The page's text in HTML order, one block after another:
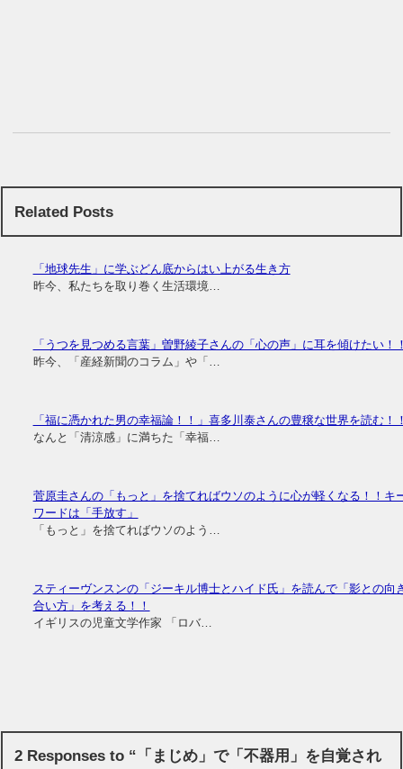
Related Posts
「地球先生」に学ぶどん底からはい上がる生き方
昨今、私たちを取り巻く生活環境…
「うつを見つめる言葉」曽野綾子さんの「心の声」に耳を傾けたい！
昨今、「産経新聞のコラム」や「…
「福に憑かれた男の幸福論！！」喜多川泰さんの豊穣な世界を読む！
なんと「清涼感」に満ちた「幸福…
菅原圭さんの「もっと」を捨てればウソのように心が軽くなる！！キ
ワードは「手放す」
「もっと」を捨てればウソのよう…
スティーヴンスンの「ジーキル博士とハイド氏」を読んで「影との向
合い方」を考える！！
イギリスの児童文学作家 「ロバ…
2 Responses to “「まじめ」で「不器用」を自覚され